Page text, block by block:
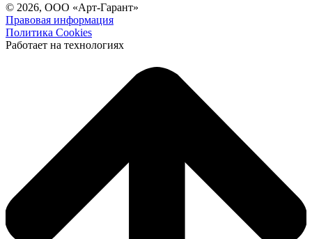
© 2026, ООО «Арт-Гарант»
Правовая информация
Политика Cookies
Работает на технологиях